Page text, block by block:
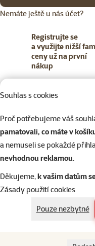
Souhlas s cookies
Proč potřebujeme váš
pamatovali, co máte v
a nemuseli se pokaždé
nevhodnou reklamou.
Děkujeme,k vašim datům
Zásady použití cookies
Pouze nezbytné
Nemáte ještě u nás účet?
Registrujte se
a využijte nižší
ceny už na první
nákup
Napište nám
neboWhatsApp